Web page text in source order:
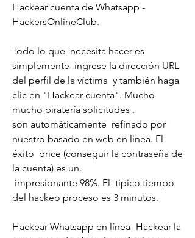
Hackear cuenta de Whatsapp -
HackersOnlineClub.
Todo lo que  necesita hacer es
simplemente  ingrese la dirección URL
del perfil de la víctima  y también haga
clic en "Hackear cuenta". Mucho
mucho piratería solicitudes .
son automáticamente  refinado por
nuestro basado en web en linea. El
éxito  price (conseguir la contraseña de
la cuenta) es un.
del hackeo proceso es 3 minutos.
Hackear Whatsapp en línea- Hackear la